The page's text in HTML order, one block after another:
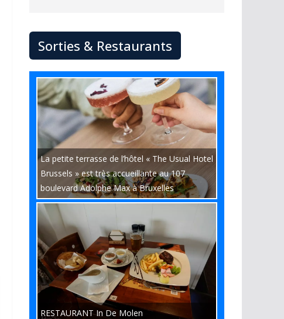
Sorties & Restaurants
La petite terrasse de l’hôtel « The Usual Hotel
Brussels » est très accueillante au 107
boulevard Adolphe Max à Bruxelles
RESTAURANT In De Molen